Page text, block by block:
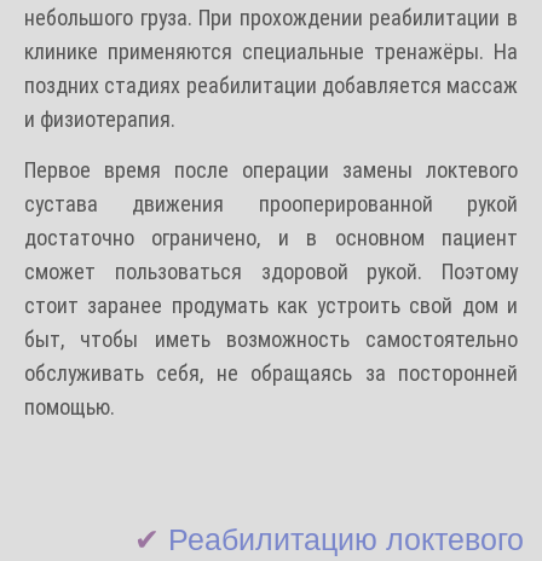
небольшого груза. При прохождении реабилитации в
клинике применяются специальные тренажёры. На
поздних стадиях реабилитации добавляется массаж
и физиотерапия.
Первое время после операции замены локтевого
сустава движения прооперированной рукой
достаточно ограничено, и в основном пациент
сможет пользоваться здоровой рукой. Поэтому
стоит заранее продумать как устроить свой дом и
быт, чтобы иметь возможность самостоятельно
обслуживать себя, не обращаясь за посторонней
помощью.
✔ Реабилитацию локтевого